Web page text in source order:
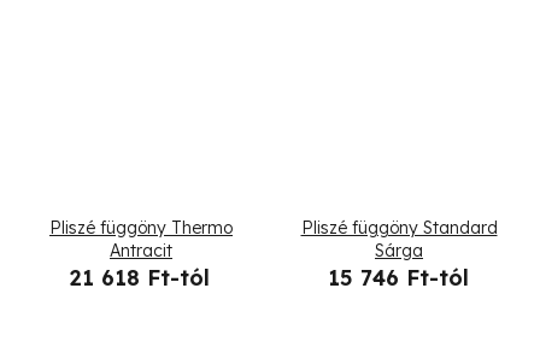
Pliszé függöny Thermo
Antracit
21 618 Ft-tól
Pliszé függöny Standard
Sárga
15 746 Ft-tól